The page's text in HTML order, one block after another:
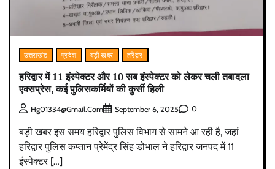
उत्तराखंड प्रदेश बड़ी खबर हरिद्वार
हरिद्वार में 11 इंस्पेक्टर और 10 सब इंस्पेक्टर को लेकर चली तबादला
एक्सप्रेस, कई पुलिसकर्मियों की कुर्सी हिली
Hg01334@gmail.com September 6, 2025 0
बड़ी खबर इस समय हरिद्वार पुलिस विभाग से सामने आ रही है, जहां
हरिद्वार पुलिस कप्तान प्रेमेंद्र सिंह डोभाल ने हरिद्वार जनपद में 11
इंस्पेक्टर […]